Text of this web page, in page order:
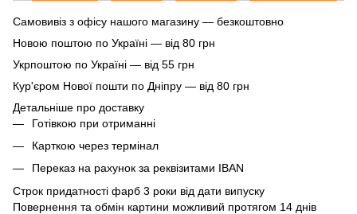
Самовивіз з офісу нашого магазину — безкоштовно
Новою поштою по Україні — від 80 грн
Укрпоштою по Україні — від 55 грн
Кур'єром Нової пошти по Дніпру — від 80 грн
Детальніше про доставку
Готівкою при отриманні
Карткою через термінал
Переказ на рахунок за реквізитами IBAN
Строк придатності фарб 3 роки від дати випуску
Повернення та обмін картини можливий протягом 14 днів